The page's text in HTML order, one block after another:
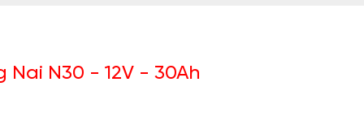
N30 - 12V - 30Ah